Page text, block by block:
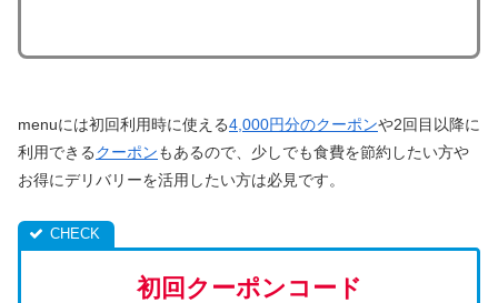
menuには初回利用時に使える4,000円分のクーポンや2回目以降に
利用できるクーポンもあるので、少しでも食費を節約したい方や
お得にデリバリーを活用したい方は必見です。
初回クーポンコード